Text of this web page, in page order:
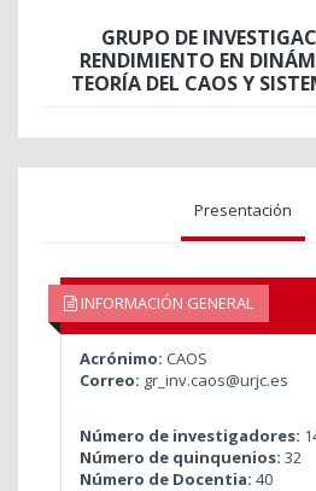
GRUPO DE
RENDIMIENTO EN
TEORÍA DEL CAOS Y
Presentación
INFORMACIÓN GENERAL
Acrónimo: CAOS
Correo: gr_inv.caos@urjc.es
Número de investigadores:
Número de quinquenios: 32
Número de Docentia: 40